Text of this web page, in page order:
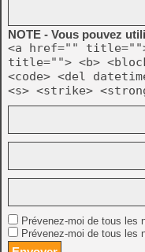
NOTE - Vous pouvez
<a href=""
title=""> <b>
<code> <del
<s> <strike>
Prévenez-moi de tous les
Prévenez-moi de tous les